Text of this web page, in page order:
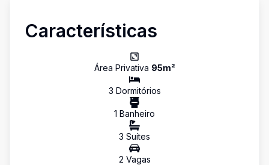
Características
Área Privativa 95m²
3 Dormitórios
1 Banheiro
3 Suítes
2 Vagas